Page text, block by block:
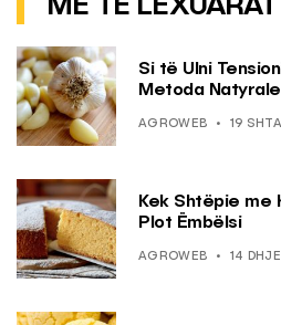
MË TË LEXUARAT
Si të Ulni
Metoda Natyrale
AGROWEB 19
Kek Shtëpie me
Plot Ëmbëlsi
AGROWEB 14